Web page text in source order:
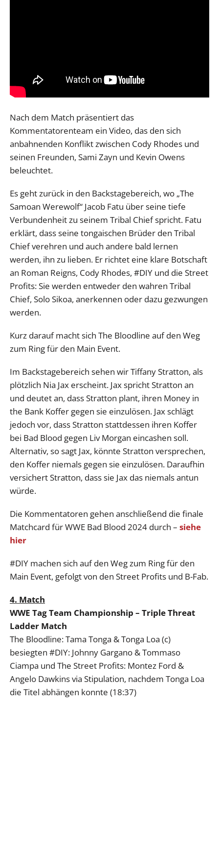
Nach dem Match präsentiert das
Kommentatorenteam ein Video, das den sich
anbahnenden Konflikt zwischen Cody Rhodes und
seinen Freunden, Sami Zayn und Kevin Owens
beleuchtet.
Es geht zurück in den Backstagebereich, wo „The
Samoan Werewolf“ Jacob Fatu über seine tiefe
Verbundenheit zu seinem Tribal Chief spricht. Fatu
erklärt, dass seine tongaischen Brüder den Tribal
Chief verehren und auch andere bald lernen
werden, ihn zu lieben. Er richtet eine klare Botschaft
an Roman Reigns, Cody Rhodes, #DIY und die Street
Profits: Sie werden entweder den wahren Tribal
Chief, Solo Sikoa, anerkennen oder dazu gezwungen
werden.
Kurz darauf macht sich The Bloodline auf den Weg
zum Ring für den Main Event.
Im Backstagebereich sehen wir Tiffany Stratton, als
plötzlich Nia Jax erscheint. Jax spricht Stratton an
und deutet an, dass Stratton plant, ihren Money in
the Bank Koffer gegen sie einzulösen. Jax schlägt
jedoch vor, dass Stratton stattdessen ihren Koffer
bei Bad Blood gegen Liv Morgan eincashen soll.
Alternativ, so sagt Jax, könnte Stratton versprechen,
den Koffer niemals gegen sie einzulösen. Daraufhin
versichert Stratton, dass sie Jax das niemals antun
würde.
Die Kommentatoren gehen anschließend die finale
Matchcard für WWE Bad Blood 2024 durch – siehe
hier
#DIY machen sich auf den Weg zum Ring für den
Main Event, gefolgt von den Street Profits und B-Fab.
4. Match
WWE Tag Team Championship – Triple Threat
Ladder Match
The Bloodline: Tama Tonga & Tonga Loa (c)
besiegten #DIY: Johnny Gargano & Tommaso
Ciampa und The Street Profits: Montez Ford &
Angelo Dawkins via Stipulation, nachdem Tonga Loa
die Titel abhängen konnte (18:37)